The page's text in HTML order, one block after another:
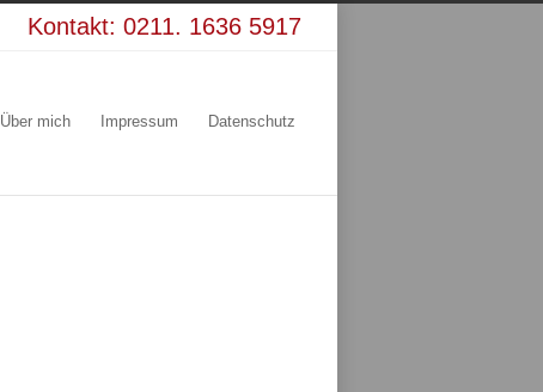
Kontakt: 0211. 1636 5917
Über mich Impressum Datenschutz